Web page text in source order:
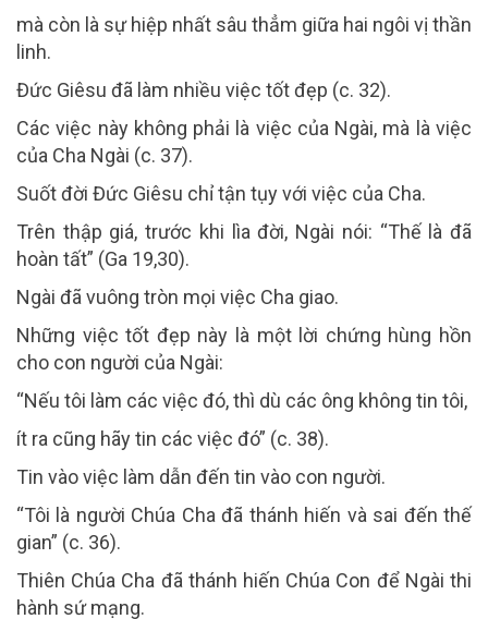
mà còn là sự hiệp nhất sâu thẳm giữa hai ngôi vị thần
linh.
Đức Giêsu đã làm nhiều việc tốt đẹp (c. 32).
Các việc này không phải là việc của Ngài, mà là việc
của Cha Ngài (c. 37).
Suốt đời Đức Giêsu chỉ tận tụy với việc của Cha.
Trên thập giá, trước khi lìa đời, Ngài nói: “Thế là đã
hoàn tất” (Ga 19,30).
Ngài đã vuông tròn mọi việc Cha giao.
Những việc tốt đẹp này là một lời chứng hùng hồn
cho con người của Ngài:
“Nếu tôi làm các việc đó, thì dù các ông không tin tôi,
ít ra cũng hãy tin các việc đó” (c. 38).
Tin vào việc làm dẫn đến tin vào con người.
“Tôi là người Chúa Cha đã thánh hiến và sai đến thế
gian” (c. 36).
Thiên Chúa Cha đã thánh hiến Chúa Con để Ngài thi
hành sứ mạng.